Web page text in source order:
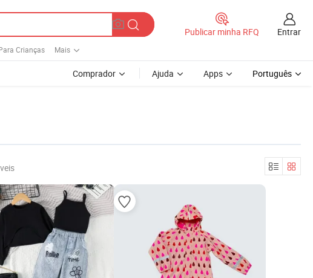
Crianças Mais
Publicar minha RFQ Entrar
Comprador Ajuda Apps Português